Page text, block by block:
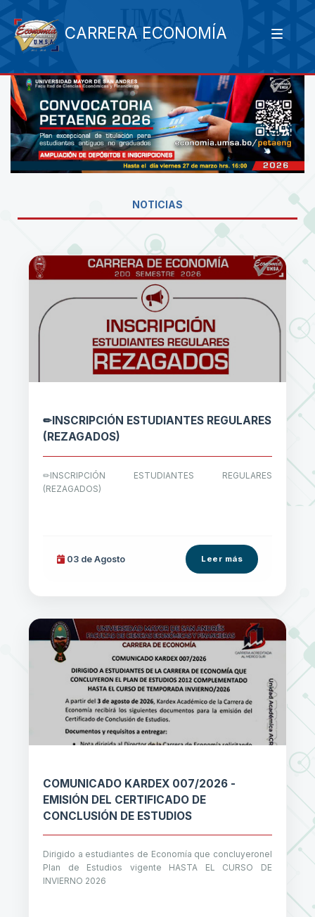
CARRERA ECONOMÍA
NOTICIAS
✏INSCRIPCIÓN ESTUDIANTES REGULARES
(REZAGADOS)
✏INSCRIPCIÓN ESTUDIANTES REGULARES
(REZAGADOS)
03 de Agosto Leer más
COMUNICADO KARDEX 007/2026 -
EMISIÓN DEL CERTIFICADO DE
CONCLUSIÓN DE ESTUDIOS
Dirigido a estudiantes de Economía que concluyeronel
Plan de Estudios vigente HASTA EL CURSO DE
INVIERNO 2026